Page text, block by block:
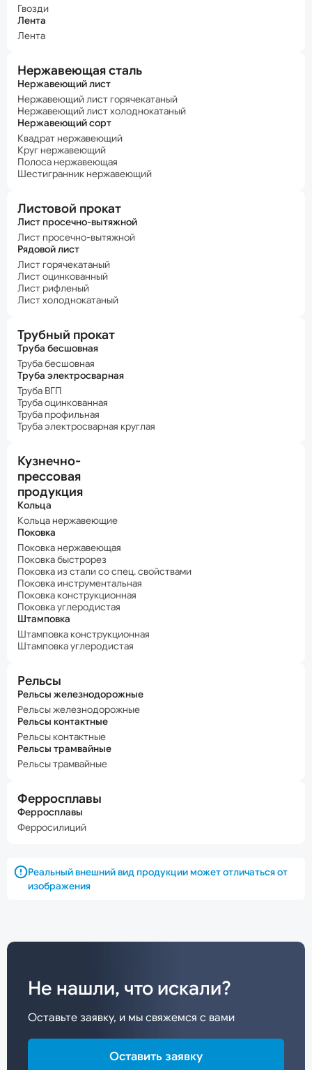
Гвозди
Лента
Лента
Нержавеющая сталь
Нержавеющий лист
Нержавеющий лист горячекатаный
Нержавеющий лист холоднокатаный
Нержавеющий сорт
Квадрат нержавеющий
Круг нержавеющий
Полоса нержавеющая
Шестигранник нержавеющий
Листовой прокат
Лист просечно-вытяжной
Лист просечно-вытяжной
Рядовой лист
Лист горячекатаный
Лист оцинкованный
Лист рифленый
Лист холоднокатаный
Трубный прокат
Труба бесшовная
Труба бесшовная
Труба электросварная
Труба ВГП
Труба оцинкованная
Труба профильная
Труба электросварная круглая
Кузнечно-
прессовая
продукция
Кольца
Кольца нержавеющие
Поковка
Поковка нержавеющая
Поковка быстрорез
Поковка из стали со спец. свойствами
Поковка инструментальная
Поковка конструкционная
Поковка углеродистая
Штамповка
Штамповка конструкционная
Штамповка углеродистая
Рельсы
Рельсы железнодорожные
Рельсы железнодорожные
Рельсы контактные
Рельсы контактные
Рельсы трамвайные
Рельсы трамвайные
Ферросплавы
Ферросплавы
Ферросилиций
Реальный внешний вид продукции может отличаться от
изображения
Не нашли, что искали?
Оставьте заявку, и мы свяжемся с вами
Оставить заявку